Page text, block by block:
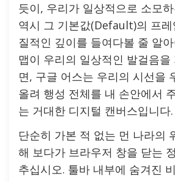
듯이, 우리가 일상적으로 소모
역시 그 기본값(Default)의 프
질적인 깊이를 들여다볼 줄 알
맵이 우리의 일상적인 발걸음
면, 구글 어스는 우리의 시선을
올려 행성 전체를 내 손안에서
는 거대한 디지털 캔버스입니다.
단순히 가본 적 없는 먼 나라의
해 보다가 브라우저 창을 닫는
추십시오. 툴바 내부에 숨겨진